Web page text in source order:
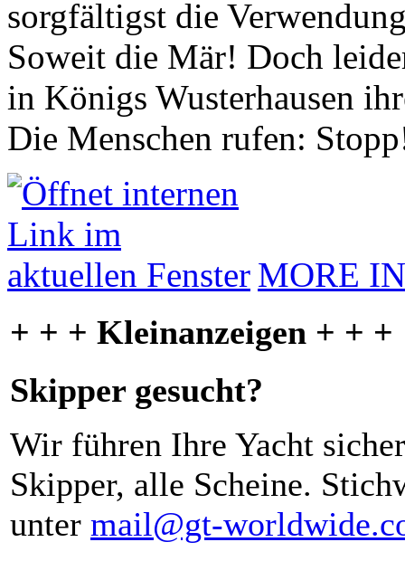
sorgfältigst die
Soweit die Mär! Doch
in Königs Wusterhausen
Die Menschen rufen:
MORE
+ + + Kleinanzeigen + + +
Skipper gesucht?
Wir führen Ihre Yacht
Skipper, alle Scheine.
unter mail@gt-